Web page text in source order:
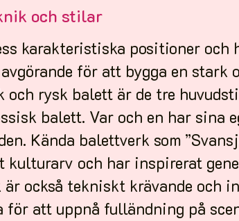
och stilar
karakteristiska positioner och
för att bygga en
rysk balett är de tre
balett. Var och en har sina
Kända balettverk som
kulturarv och har inspirerat
är också tekniskt krävande och
för att uppnå fulländning på